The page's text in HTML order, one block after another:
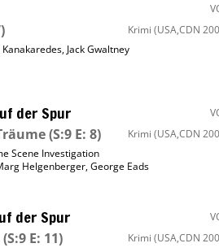
Krimi (USA,CDN
, Jack Gwaltney
der Spur
(S:9 E: 8) Krimi (USA,CDN
Scene Investigation
Helgenberger,George Eads
der Spur
(S:9 E: 11) Krimi (USA,CDN